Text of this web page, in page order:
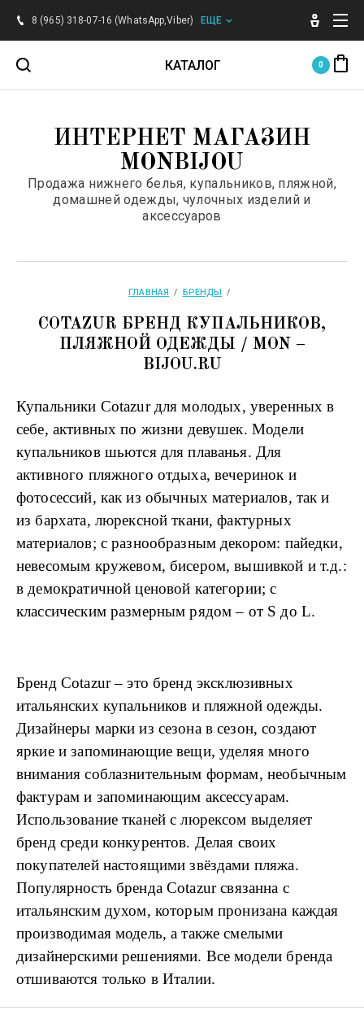
Главная
О компании
Оплата
Контакты
Напишите нам
Карта сайта
Поиск по сайту
Регистрация
8 (965) 318-07-16 (WhatsApp,Viber) ЕЩЕ
КАТАЛОГ
Для женщин
Аксессуары
0
ИНТЕРНЕТ МАГАЗИН
MONBIJOU
Продажа нижнего белья, купальников, пляжной,
домашней одежды, чулочных изделий и
аксессуаров
ГЛАВНАЯ
  /
БРЕНДЫ
  /
COTAZUR БРЕНД КУПАЛЬНИКОВ,
ПЛЯЖНОЙ ОДЕЖДЫ / MON –
BIJOU.RU
Купальники Cotazurдля молодых, уверенных в
себе, активных по жизни девушек. Модели
купальников шьются для плаванья. Для
активного пляжного отдыха, вечеринок и
фотосессий, как из обычных материалов, так и
из бархата, люрексной ткани, фактурных
материалов; с разнообразным декором: пайедки,
невесомым кружевом, бисером, вышивкой и т.д.:
в демократичной ценовой категории; с
классическим размерным рядом – от S до L.
Бренд Cotazur– это бренд эксклюзивных
итальянских купальников и пляжной одежды.
Дизайнеры марки из сезона в сезон, создают
яркие и запоминающие вещи, уделяя много
внимания соблазнительным формам, необычным
фактурам и запоминающим аксессуарам.
Использование тканей с люрексом выделяет
бренд среди конкурентов. Делая своих
покупателей настоящими звёздами пляжа.
Популярность бренда Cotazurсвязанна с
итальянским духом, которым пронизана каждая
производимая модель, а также смелыми
дизайнерскими решениями. Все модели бренда
отшиваются только в Италии.